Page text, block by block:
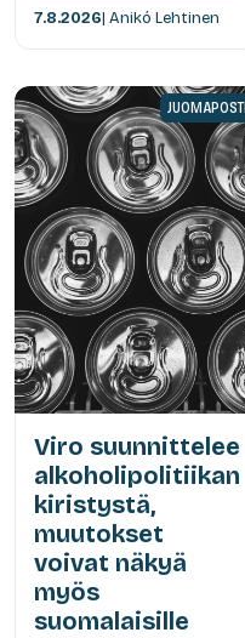
7.8.2026| Anikó Lehtinen
JUOMAPOSTI
Viro suunnittelee
alkoholipolitiikan
kiristystä,
muutokset
voivat näkyä
myös
suomalaisille